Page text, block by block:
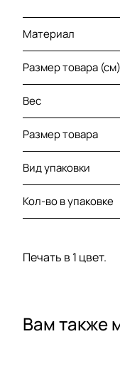
Материал
Размер товара (см)
Вес
Размер товара
Вид упаковки
Кол-во в упаковке
Печать в 1 цвет.
Вам также